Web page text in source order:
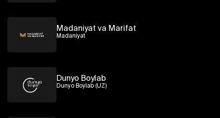
Madaniyat va Marifat
Madaniyat
Dunyo Boylab
Dunyo Boylab (UZ)